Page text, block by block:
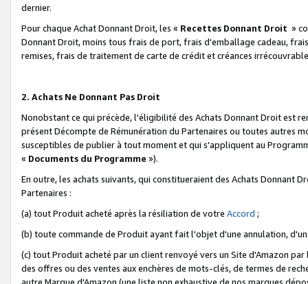
dernier.
Pour chaque Achat Donnant Droit, les « Recettes Donnant Droit »
Donnant Droit, moins tous frais de port, frais d'emballage cadeau,
remises, frais de traitement de carte de crédit et créances
2. Achats Ne Donnant Pas Droit
Nonobstant ce qui précède, l'éligibilité des Achats Donnant Droit est
présent Décompte de Rémunération du Partenaires ou toutes autres
susceptibles de publier à tout moment et qui s'appliquent au
« Documents du Programme »).
En outre, les achats suivants, qui constitueraient des Achats Donnant
Partenaires :
(a) tout Produit acheté après la résiliation de votre Accord ;
(b) toute commande de Produit ayant fait l'objet d'une annulation,
(c) tout Produit acheté par un client renvoyé vers un Site d'Amazon
des offres ou des ventes aux enchères de mots-clés, de termes de
autre Marque d'Amazon (une liste non exhaustive de nos marques